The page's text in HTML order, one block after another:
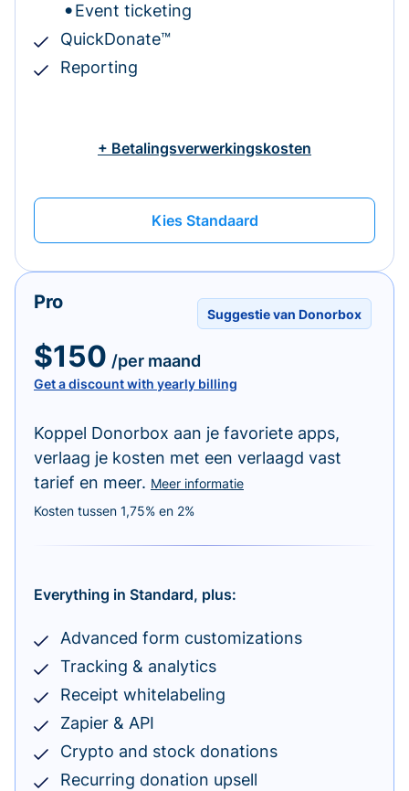
Event ticketing
QuickDonate™
Reporting
+ Betalingsverwerkingskosten
Kies Standaard
Suggestie van Donorbox
Pro
$150 /per maand
Get a discount with yearly billing
Koppel Donorbox aan je favoriete apps,
verlaag je kosten met een verlaagd vast
tarief en meer. Meer informatie
Kosten tussen 1,75% en 2%
Everything in Standard, plus:
Advanced form customizations
Tracking & analytics
Receipt whitelabeling
Zapier & API
Crypto and stock donations
Recurring donation upsell